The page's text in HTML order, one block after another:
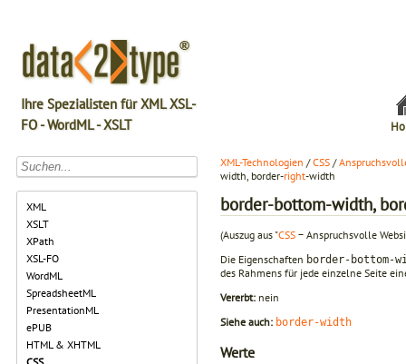
Ihre Spezialisten für XML XSL-
FO - WordML - XSLT
XML
XSLT
XPath
XSL-FO
WordML
SpreadsheetML
PresentationML
ePUB
HTML & XHTML
XML-Technologien /CSS /
width, border-right-width
border-bottom-width,
(Auszug aus "CSS − Anspruchsvolle
Die Eigenschaften border-bottom-
des Rahmens für jede einzelne Seite
Vererbt: nein
Siehe auch: border-width
Werte